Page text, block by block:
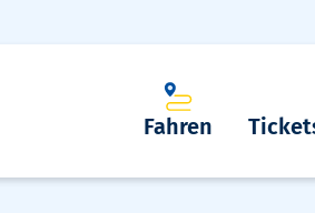
Fahren